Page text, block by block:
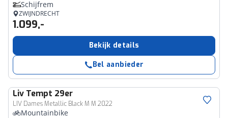
Schijfrem
ZWIJNDRECHT
1.099,-
Bekijk details
Bel aanbieder
Liv Tempt 29er
LIV Dames Metallic Black M M 2022
Mountainbike